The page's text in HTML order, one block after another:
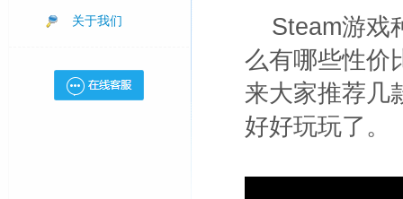
关于我们
Steam游戏
么有哪些性价
来大家推荐几
好好玩玩了。